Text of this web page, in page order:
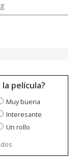
película?
Muy buena
Interesante
Un rollo